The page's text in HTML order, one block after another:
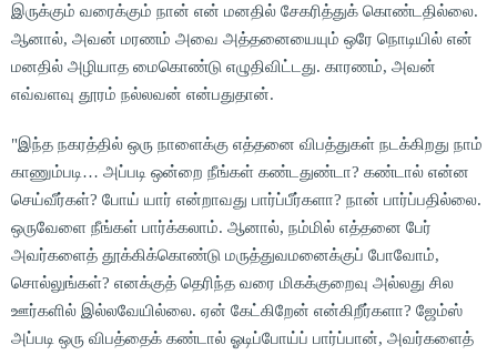
இருக்கும் வரைக்கும் நான் என் மனதில் சேகரித்துக் கொண்டதில்லை.
ஆனால், அவன் மரணம் அவை அத்தனையையும் ஒரே நொடியில் என்
மனதில் அழியாத மைகொண்டு எழுதிவிட்டது. காரணம், அவன்
எவ்வளவு தூரம் நல்லவன் என்பதுதான்.
"இந்த நகரத்தில் ஒரு நாளைக்கு எத்தனை விபத்துகள் நடக்கிறது நாம்
காணும்படி… அப்படி ஒன்றை நீங்கள் கண்டதுண்டா? கண்டால் என்ன
செய்வீர்கள்? போய் யார் என்றாவது பார்ப்பீர்களா? நான் பார்ப்பதில்லை.
ஒருவேளை நீங்கள் பார்க்கலாம். ஆனால், நம்மில் எத்தனை பேர்
அவர்களைத் தூக்கிக்கொண்டு மருத்துவமனைக்குப் போவோம்,
சொல்லுங்கள்? எனக்குத் தெரிந்த வரை மிகக்குறைவு அல்லது சில
ஊர்களில் இல்லவேயில்லை. ஏன் கேட்கிறேன் என்கிறீர்களா? ஜேம்ஸ்
அப்படி ஒரு விபத்தைக் கண்டால் ஓடிப்போய்ப் பார்ப்பான், அவர்களைத்